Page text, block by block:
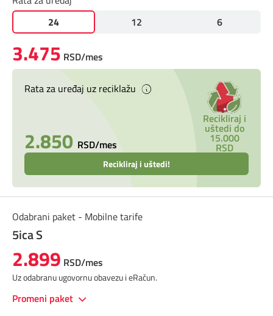
Prilagođeno tebi
Putuj pametnije
24
12 6
3.475 RSD/mes
Rata za uređaj uz reciklažu
2.850 RSD/mes
Recikliraj i
uštedi do
15.000
RSD
Recikliraj i uštedi!
Odabrani paket - Mobilne tarife
5ica S
2.899 RSD/mes
Uz odabranu ugovornu obavezu i eRačun.
Promeni paket